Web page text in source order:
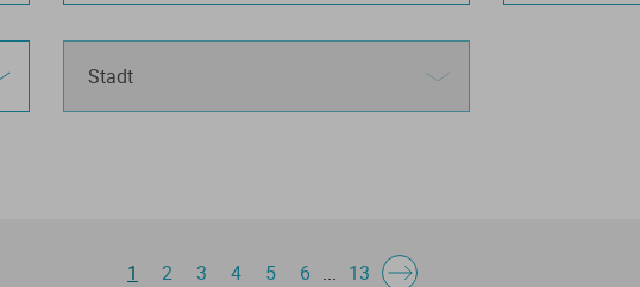
1 2 3 4 5 6 ... 13